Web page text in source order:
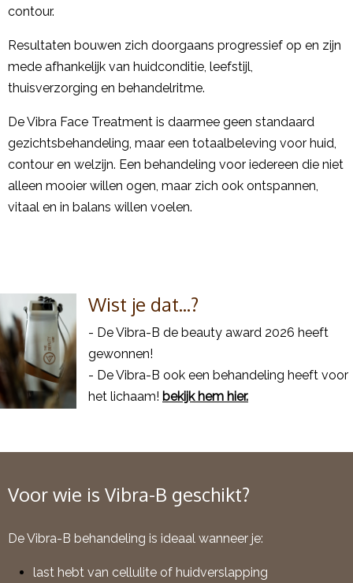
contour.
Resultaten bouwen zich doorgaans progressief op en zijn
mede afhankelijk van huidconditie, leefstijl,
thuisverzorging en behandelritme.
De Vibra Face Treatment is daarmee geen standaard
gezichtsbehandeling, maar een totaalbeleving voor huid,
contour en welzijn. Een behandeling voor iedereen die niet
alleen mooier willen ogen, maar zich ook ontspannen,
vitaal en in balans willen voelen.
Wist je dat...?
- De Vibra-B de beauty award 2026 heeft
gewonnen!
- De Vibra-B ook een behandeling heeft voor
het lichaam! bekijk hem hier.
Voor wie is Vibra-B geschikt?
De Vibra-B behandeling is ideaal wanneer je:
last hebt van cellulite of huidverslapping